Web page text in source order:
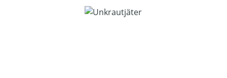
Bildergalerie überspringen